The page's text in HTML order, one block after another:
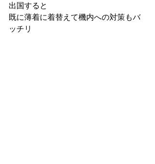
出国すると
既に薄着に着替えて機内への対策もバ
ッチリ